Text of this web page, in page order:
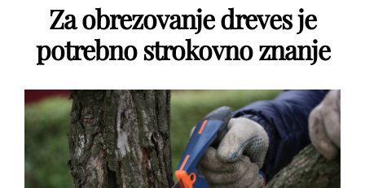
Za obrezovanje dreves je
potrebno strokovno znanje